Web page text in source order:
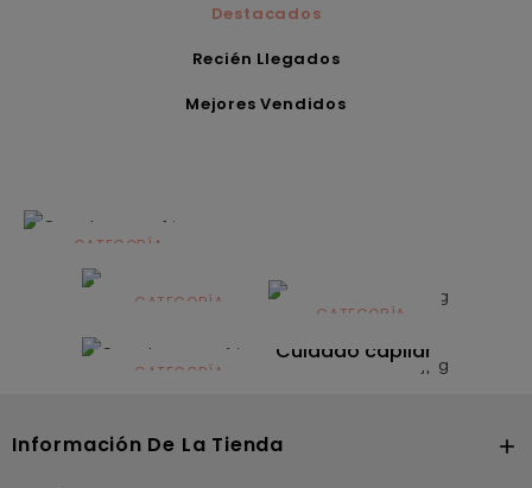
Destacados
Recién Llegados
Mejores Vendidos
CATEGORÍA
Alimentación
infantilCATEGORÍA
Dermocosmética
CATEGORÍA
Solares
CATEGORÍA
Cuidado capilar
Información De La Tienda 